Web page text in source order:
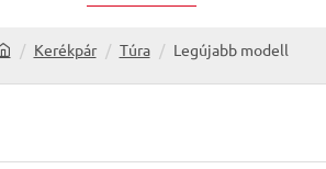
o
Kerékpár Túra Legújabb modell